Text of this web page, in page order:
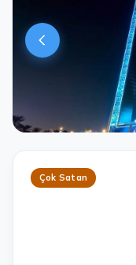
Çok Satan